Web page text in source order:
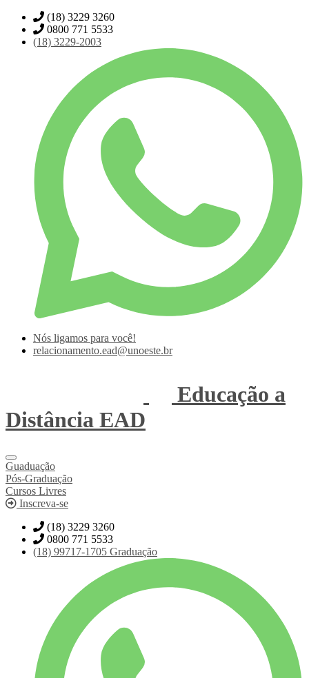
(18) 3229 3260
0800 771 5533
(18) 3229-2003
Nós ligamos para você!
relacionamento.ead@unoeste.br
Educação a
Distância EAD
Guaduação
Pós-Graduação
Cursos Livres
Inscreva-se
(18) 3229 3260
0800 771 5533
(18) 99717-1705 Graduação